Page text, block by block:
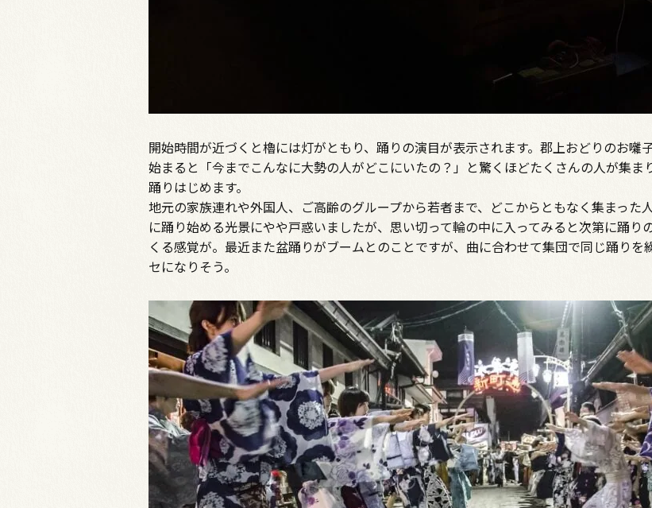
開始時間が近づくと櫓には灯がともり、踊りの演目が表示されます。郡上おどりのお囃
始まると「今までこんなに大勢の人がどこにいたの？」と驚くほどたくさんの人が集ま
踊りはじめます。
地元の家族連れや外国人、ご高齢のグループから若者まで、どこからともなく集まった
に踊り始める光景にやや戸惑いましたが、思い切って輪の中に入ってみると次第に踊り
くる感覚が。最近また盆踊りがブームとのことですが、曲に合わせて集団で同じ踊りを
セになりそう。